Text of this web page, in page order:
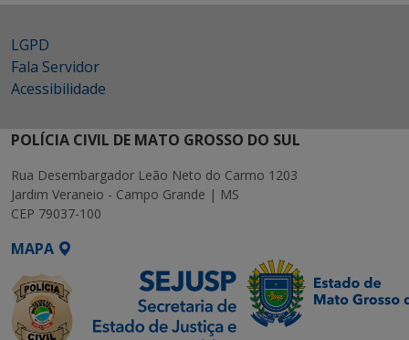
LGPD
Fala Servidor
Acessibilidade
POLÍCIA CIVIL DE MATO GROSSO DO SUL
Rua Desembargador Leão Neto do Carmo 1203
Jardim Veraneio - Campo Grande | MS
CEP 79037-100
MAPA